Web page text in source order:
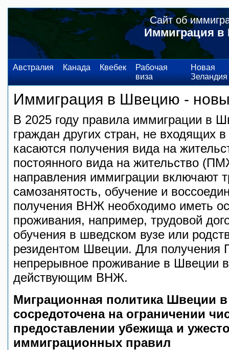
Сайт об
Иммиграция
Австралия Канада Квебек
Рабочая
виза
Новая
Зеландия
Иммиграция в Швецию -
В 2025 году правила иммиграции в
граждан других стран, не входящих
касаются получения вида на
постоянного вида на жительство
направления иммиграции включают
самозанятость, обучение и
получения ВНЖ необходимо иметь
проживания, например, трудовой
обучения в шведском вузе или
резидентом Швеции. Для получения
непрерывное проживание в Швеции
действующим ВНЖ.
Миграционная политика Швеции
сосредоточена на ограничении
предоставлении убежища и
иммиграционных правил